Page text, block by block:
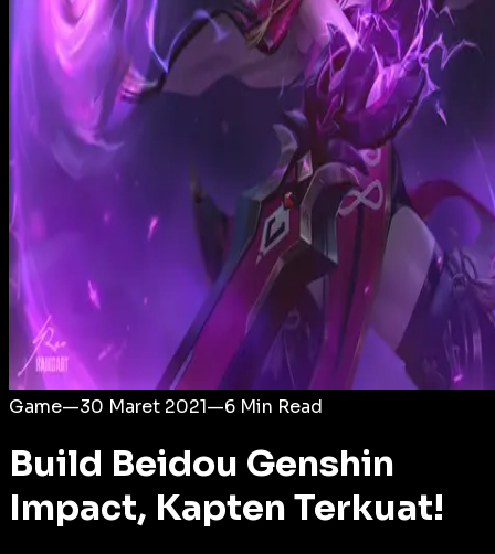
Login
Game—30 Maret 2021—6 Min Read
Build Beidou Genshin
Impact, Kapten Terkuat!